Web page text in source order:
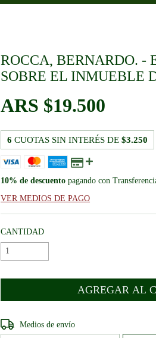
ROCCA, BERNARDO. -
SOBRE EL INMUEBLE
$19.500
6 CUOTAS SIN INTERÉS DE$3.250
10% de descuento pagando con
VER MEDIOS DE PAGO
CANTIDAD
Entregas para el CP:
Medios de envío